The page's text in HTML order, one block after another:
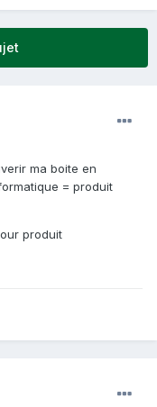
ma boite en
= produit
produit